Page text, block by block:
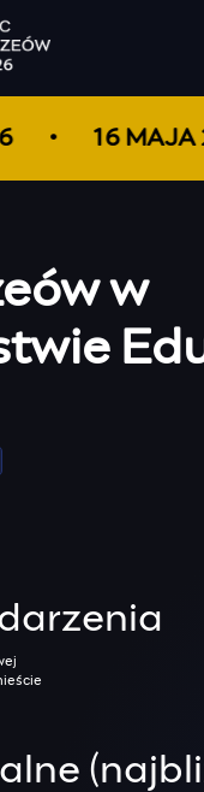
16
w